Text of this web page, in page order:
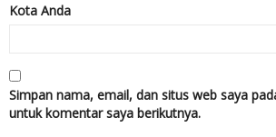
Kota Anda
Simpan nama, email, dan situs web saya
untuk komentar saya berikutnya.